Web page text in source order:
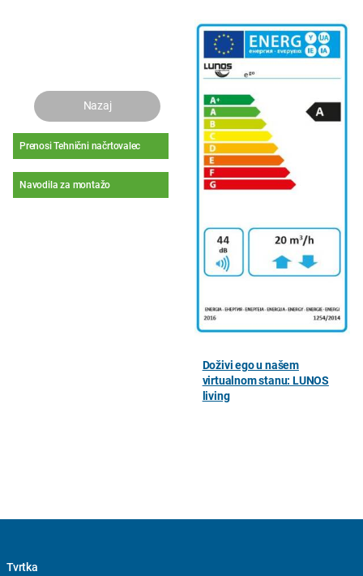
Nazaj
Prenosi Tehnični načrtovalec
Navodila za montažo
Doživi ego u našem
virtualnom stanu: LUNOS
living
Tvrtka